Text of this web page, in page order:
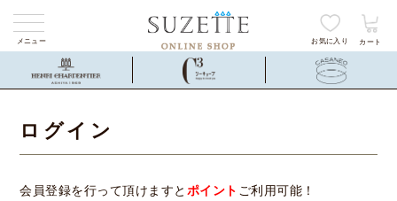
メニュー お気に入り カート
ログイン
会員登録を行って頂けますと ポイント ご利用可能！